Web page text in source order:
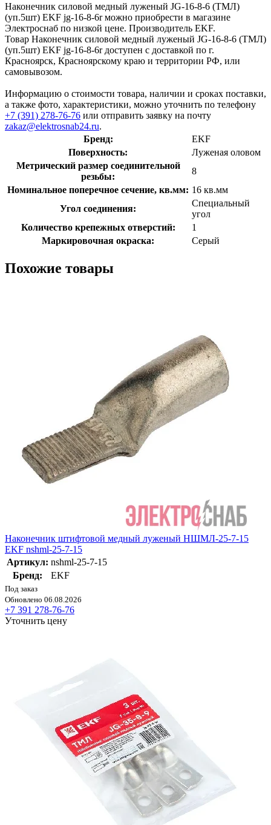
Наконечник силовой медный луженый JG-16-8-6 (ТМЛ)
(уп.5шт) EKF jg-16-8-6r можно приобрести в магазине
Электроснаб по низкой цене. Производитель EKF.
Товар Наконечник силовой медный луженый JG-16-8-6 (ТМЛ)
(уп.5шт) EKF jg-16-8-6r доступен с доставкой по г.
Красноярск, Красноярскому краю и территории РФ, или
самовывозом.
Информацию о стоимости товара, наличии и сроках поставки,
а также фото, характеристики, можно уточнить по телефону
+7 (391) 278-76-76 или отправить заявку на почту
zakaz@elektrosnab24.ru.
Бренд:
EKF
Поверхность:
Луженая оловом
Метрический размер соединительной
резьбы:
8
Номинальное поперечное сечение, кв.мм: 16 кв.мм
Угол соединения:
Специальный
угол
Количество крепежных отверстий:
1
Маркировочная окраска:
Серый
Похожие товары
Наконечник штифтовой медный луженый НШМЛ-25-7-15
EKF nshml-25-7-15
Артикул: nshml-25-7-15
Бренд:
EKF
Под заказ
Обновлено 06.08.2026
+7 391 278-76-76
Уточнить цену